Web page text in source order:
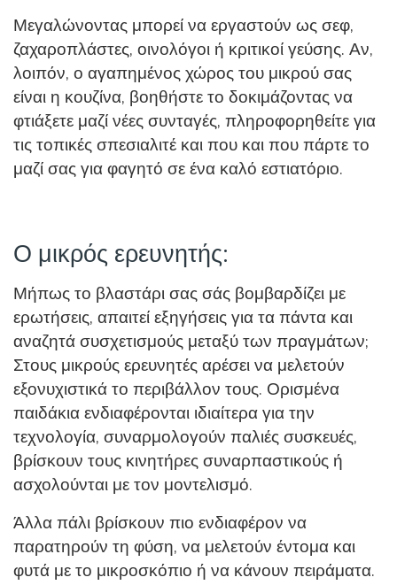
Μεγαλώνοντας μπορεί να εργαστούν ως σεφ,
ζαχαροπλάστες, οινολόγοι ή κριτικοί γεύσης. Αν,
λοιπόν, ο αγαπημένος χώρος του μικρού σας
είναι η κουζίνα, βοηθήστε το δοκιμάζοντας να
φτιάξετε μαζί νέες συνταγές, πληροφορηθείτε για
τις τοπικές σπεσιαλιτέ και που και που πάρτε το
μαζί σας για φαγητό σε ένα καλό εστιατόριο.
Ο μικρός ερευνητής:
Μήπως το βλαστάρι σας σάς βομβαρδίζει με
ερωτήσεις, απαιτεί εξηγήσεις για τα πάντα και
αναζητά συσχετισμούς μεταξύ των πραγμάτων;
Στους μικρούς ερευνητές αρέσει να μελετούν
εξονυχιστικά το περιβάλλον τους. Ορισμένα
παιδάκια ενδιαφέρονται ιδιαίτερα για την
τεχνολογία, συναρμολογούν παλιές συσκευές,
βρίσκουν τους κινητήρες συναρπαστικούς ή
ασχολούνται με τον μοντελισμό.
Άλλα πάλι βρίσκουν πιο ενδιαφέρον να
παρατηρούν τη φύση, να μελετούν έντομα και
φυτά με το μικροσκόπιο ή να κάνουν πειράματα.